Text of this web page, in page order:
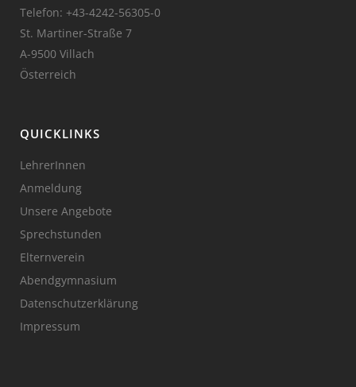
Telefon: +43-4242-56305-0
St. Martiner-Straße 7
A-9500 Villach
Österreich
QUICKLINKS
LehrerInnen
Anmeldung
Unsere Angebote
Sprechstunden
Elternverein
Abendgymnasium
Datenschutzerklärung
Impressum